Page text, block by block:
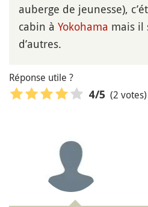
auberge de jeunesse),
cabin à Yokohama mais il
d’autres.
Réponse utile ?
4/5 (2 votes)